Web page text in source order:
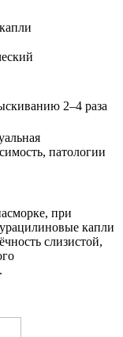
2–4 раза
патологии
при
капли
слизистой,